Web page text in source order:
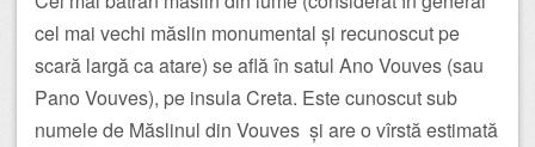
cel mai vechi măslin monumental și recunoscut pe
scară largă ca atare) se află în satul Ano Vouves (sau
Pano Vouves), pe insula Creta. Este cunoscut sub
numele de Măslinul din Vouves și are o vîrstă estimată